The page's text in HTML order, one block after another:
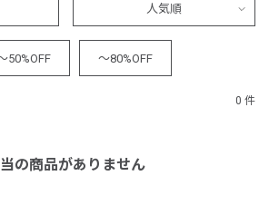
人気順
50%OFF ～80%OFF
0 件
の商品がありません